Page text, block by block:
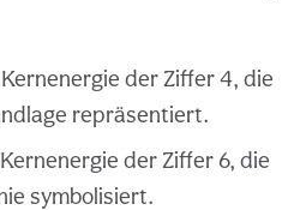
der Ziffer 4, die
repräsentiert.
der Ziffer 6, die
symbolisiert.